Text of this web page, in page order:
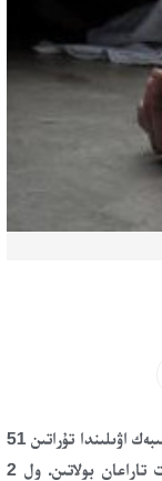
بۇعان دەيىن الەۋمەتتىك جەلىدە قاراساي اۋدانىنىڭ جىبەك اۋىلىندا تۇراتىن 51
جاستاعى ازاماتتىڭ جوعالىپ كەتكەنى تۋرالى اقپارات تاراعان بولاتىن. ول 2